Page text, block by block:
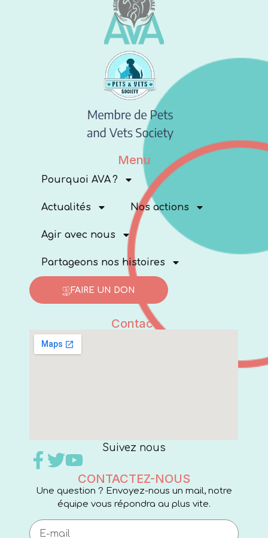
Menu
Pourquoi AVA ?
Actualités Nos actions
Agir avec nous
Partageons nos histoires
FAIRE UN DON
Contact
Suivez nous
CONTACTEZ-NOUS
Une question ? Envoyez-nous un mail, notre
équipe vous répondra au plus vite.